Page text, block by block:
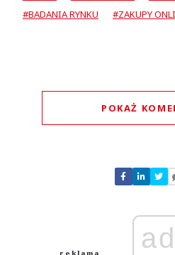
#BADANIA RYNKU
#ZAKUPY
POKAŻ
Nie znaleziono
Zostaw swoje
Anuluj
ad